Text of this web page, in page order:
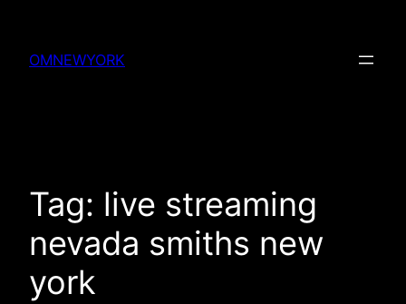
content
OMNEWYORK
Tag: live streaming
nevada smiths new
york